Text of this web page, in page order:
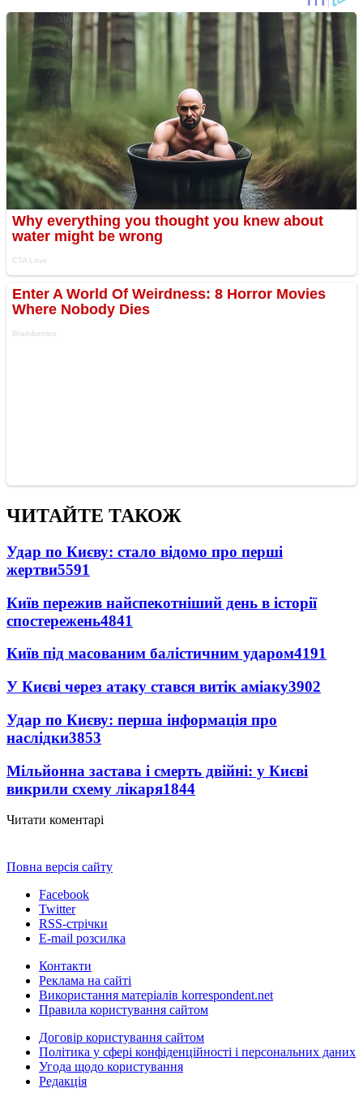
ЧИТАЙТЕ ТАКОЖ
Удар по Києву: стало відомо про перші
жертви5591
Київ пережив найспекотніший день в історії
спостережень4841
Київ під масованим балістичним ударом4191
У Києві через атаку стався витік аміаку3902
Удар по Києву: перша інформація про
наслідки3853
Мільйонна застава і смерть двійні: у Києві
викрили схему лікаря1844
Читати коментарі
Повна версія сайту
Facebook
Twitter
RSS-стрічки
E-mail розсилка
Контакти
Реклама на сайті
Використання матеріалів korrespondent.net
Правила користування сайтом
Договір користування сайтом
Політика у сфері конфіденційності і персональних даних
Угода щодо користування
Редакція